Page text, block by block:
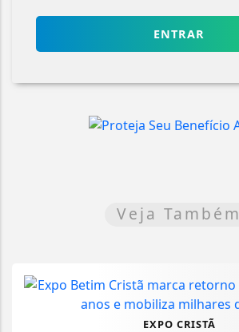
ENTRAR
Veja Também
EXPO CRISTÃ